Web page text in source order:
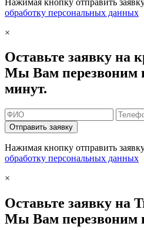
обработку персональных данных
×
Оставьте заявку на
Мы Вам перезвоним
минут.
Отправить заявку
Нажимая кнопку отправить
обработку персональных данных
×
Оставьте заявку на
Мы Вам перезвоним